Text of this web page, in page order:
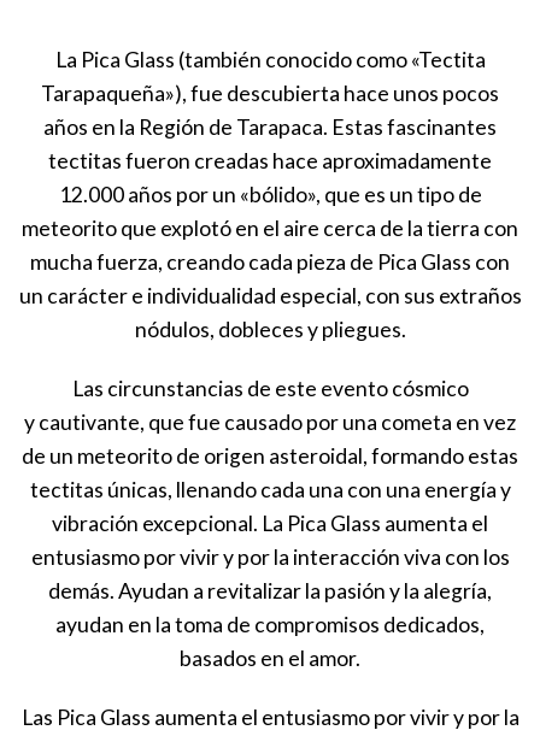
La Pica Glass (también conocido como «Tectita
Tarapaqueña»), fue descubierta hace unos pocos
años en la Región de Tarapaca. Estas fascinantes
tectitas fueron creadas hace aproximadamente
12.000 años por un «bólido», que es un tipo de
meteorito que explotó en el aire cerca de la tierra con
mucha fuerza, creando cada pieza de Pica Glass con
un carácter e individualidad especial, con sus extraños
nódulos, dobleces y pliegues.
Las circunstancias de este evento cósmico
y cautivante, que fue causado por una cometa en vez
de un meteorito de origen asteroidal, formando estas
tectitas únicas, llenando cada una con una energía y
vibración excepcional. La Pica Glass aumenta el
entusiasmo por vivir y por la interacción viva con los
demás. Ayudan a revitalizar la pasión y la alegría,
ayudan en la toma de compromisos dedicados,
basados en el amor.
Las Pica Glass aumenta el entusiasmo por vivir y por la